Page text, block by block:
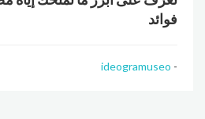
فوائد
ideogramuseo